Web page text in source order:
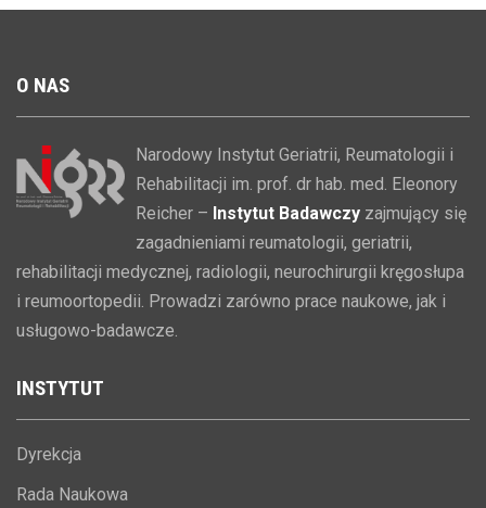
O NAS
Narodowy Instytut Geriatrii, Reumatologii i
Rehabilitacji im. prof. dr hab. med. Eleonory
Reicher – Instytut Badawczy zajmujący się
zagadnieniami reumatologii, geriatrii,
rehabilitacji medycznej, radiologii, neurochirurgii kręgosłupa
i reumoortopedii. Prowadzi zarówno prace naukowe, jak i
usługowo-badawcze.
INSTYTUT
Dyrekcja
Rada Naukowa